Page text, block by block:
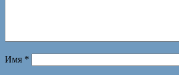
Имя *